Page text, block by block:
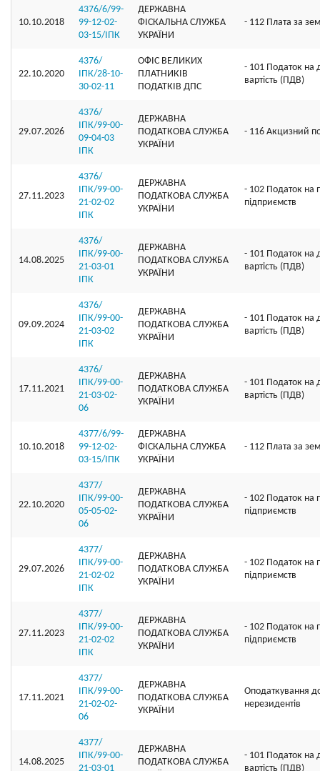
10.10.2018
4376/6/99-
99-12-02-
03-15/ІПК
ДЕРЖАВНА
ФІСКАЛЬНА СЛУЖБА
УКРАЇНИ
- 112 Плата за
22.10.2020
4376/
ІПК/28-10-
30-02-11
ОФІС ВЕЛИКИХ
ПЛАТНИКІВ
ПОДАТКІВ ДПС
- 101 Податок на
вартість (ПДВ)
29.07.2026
4376/
ІПК/99-00-
09-04-03
ІПК
ДЕРЖАВНА
ПОДАТКОВА СЛУЖБА
УКРАЇНИ
- 116 Акцизний
27.11.2023
4376/
ІПК/99-00-
21-02-02
ІПК
ДЕРЖАВНА
ПОДАТКОВА СЛУЖБА
УКРАЇНИ
- 102 Податок на
підприємств
14.08.2025
4376/
ІПК/99-00-
21-03-01
ІПК
ДЕРЖАВНА
ПОДАТКОВА СЛУЖБА
УКРАЇНИ
- 101 Податок на
вартість (ПДВ)
09.09.2024
4376/
ІПК/99-00-
21-03-02
ІПК
ДЕРЖАВНА
ПОДАТКОВА СЛУЖБА
УКРАЇНИ
- 101 Податок на
вартість (ПДВ)
17.11.2021
4376/
ІПК/99-00-
21-03-02-
06
ДЕРЖАВНА
ПОДАТКОВА СЛУЖБА
УКРАЇНИ
- 101 Податок на
вартість (ПДВ)
10.10.2018
4377/6/99-
99-12-02-
03-15/ІПК
ДЕРЖАВНА
ФІСКАЛЬНА СЛУЖБА
УКРАЇНИ
- 112 Плата за
22.10.2020
4377/
ІПК/99-00-
05-05-02-
06
ДЕРЖАВНА
ПОДАТКОВА СЛУЖБА
УКРАЇНИ
- 102 Податок на
підприємств
29.07.2026
4377/
ІПК/99-00-
21-02-02
ІПК
ДЕРЖАВНА
ПОДАТКОВА СЛУЖБА
УКРАЇНИ
- 102 Податок на
підприємств
27.11.2023
4377/
ІПК/99-00-
21-02-02
ІПК
ДЕРЖАВНА
ПОДАТКОВА СЛУЖБА
УКРАЇНИ
- 102 Податок на
підприємств
17.11.2021
4377/
ІПК/99-00-
21-02-02-
06
ДЕРЖАВНА
ПОДАТКОВА СЛУЖБА
УКРАЇНИ
Оподаткування
нерезидентів
14.08.2025
4377/
ІПК/99-00-
21-03-01
ДЕРЖАВНА
ПОДАТКОВА СЛУЖБА
- 101 Податок на
вартість (ПДВ)